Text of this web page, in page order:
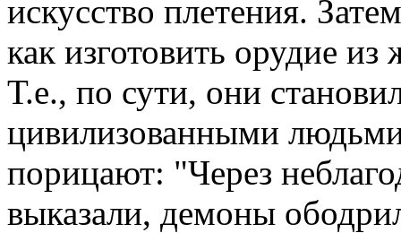
искусство плетения.
как изготовить орудие из
Т.е., по сути, они
цивилизованными
порицают: "Через
выказали, демоны